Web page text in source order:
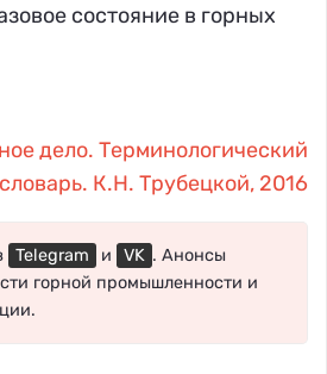
состояние в горных
дело. Терминологический
словарь. К.Н. Трубецкой, 2016
Telegram и VK . Анонсы
горной промышленности и